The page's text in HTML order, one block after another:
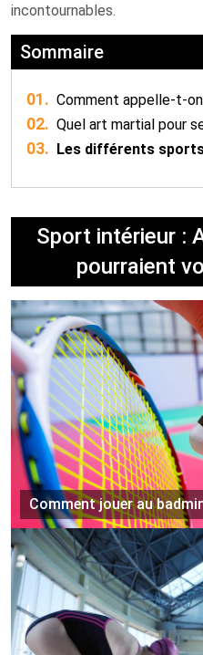
incontournables.
Sommaire
01. Comment appelle-t-
02. Quel art martial pour
03. Les différents
Sport intérieur :
pourraient
Comment jouer au